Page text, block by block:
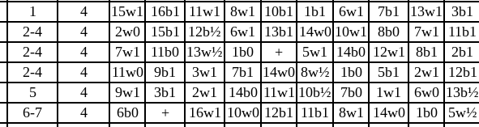
1 4 15w1 16b1 11w1 8w1 10b1 1b1 6w1 7b1 13w1
3b1
2-4 4 2w0 15b1 12b½ 6w1 13b1 14w0 10w1 8b0 7w1
11b1
2-4 4 7w1 11b0 13w½ 1b0 + 5w1 14b0 12w1 8b1
2b1
2-4 4 11w0 9b1 3w1 7b1 14w0 8w½ 1b0 5b1 2w1
12b1
5 4 9w1 3b1 2w1 14b0 11w1 10b½ 7b0 1w1 6w0 13b½
6-7 4 6b0 + 16w1 10w0 12b1 11b1 8w1 14w0 1b0
5w½